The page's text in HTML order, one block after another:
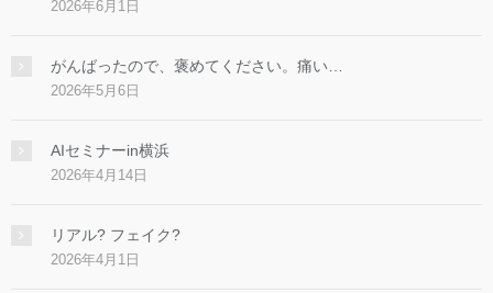
2026年6月1日
がんばったので、褒めてください。痛い…
2026年5月6日
AIセミナーin横浜
2026年4月14日
リアル? フェイク?
2026年4月1日